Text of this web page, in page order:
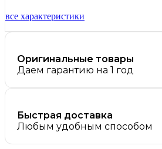
все характеристики
Оригинальные товары
Даем гарантию на 1 год
Быстрая доставка
Любым удобным способом